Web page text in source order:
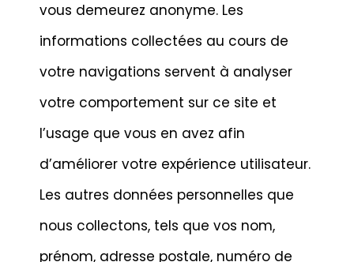
vous demeurez anonyme. Les
informations collectées au cours de
votre navigations servent à analyser
votre comportement sur ce site et
l’usage que vous en avez afin
d’améliorer votre expérience utilisateur.
Les autres données personnelles que
nous collectons, tels que vos nom,
prénom, adresse postale, numéro de